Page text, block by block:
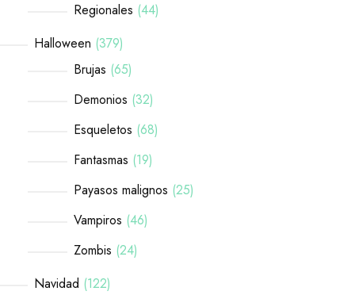
Regionales 44
Halloween 379
Brujas 65
Demonios 32
Esqueletos 68
Fantasmas 19
Payasos malignos 25
Vampiros 46
Zombis 24
Navidad 122